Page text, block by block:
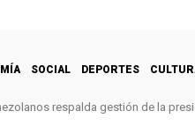
SOCIAL DEPORTES
respalda gestión de la